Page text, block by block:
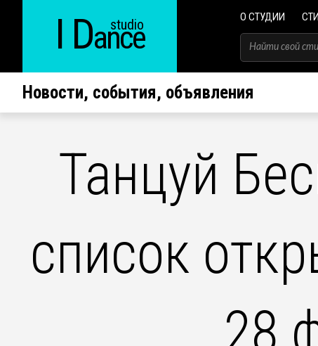
I Dance
studio О СТУДИИ
Новости, события, объявления
Танцуй
список
28